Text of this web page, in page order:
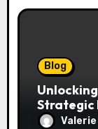
Blog
Strategic
Growth
Valerie